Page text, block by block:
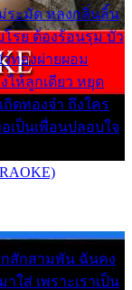
ระมัด หลงกลิ่นลิ้น
รย ต้องร้อนรุม บัว
ทองผ่ายผอม
ไห้ลูกเดียว หยุด
ถิดทองจ๋า ถึงใคร
เป็นเพื่อนปลอบใจ
กสักสามพัน ฉันคง
ใส่ เพราะเราเป็น